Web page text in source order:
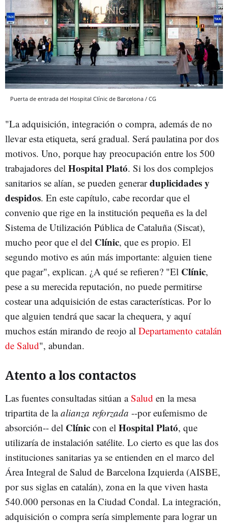
Puerta de entrada del Hospital Clínic de Barcelona / CG
"La adquisición, integración o compra, además de no
llevar esta etiqueta, será gradual. Será paulatina por dos
motivos. Uno, porque hay preocupación entre los 500
trabajadores del Hospital Plató. Si los dos complejos
sanitarios se alían, se pueden generarduplicidades y
despidos. En este capítulo, cabe recordar que el
convenio que rige en la institución pequeña es la del
Sistema de Utilización Pública de Cataluña (Siscat),
mucho peor que el del Clínic, que es propio. El
segundo motivo es aún más importante: alguien tiene
que pagar", explican. ¿A qué se refieren? "El Clínic,
pese a su merecida reputación, no puede permitirse
costear una adquisición de estas características. Por lo
que alguien tendrá que sacar la chequera, y aquí
muchos están mirando de reojo al Departamento catalán
de Salud", abundan.
Atento a los contactos
Las fuentes consultadas sitúan aSalud en la mesa
tripartita de laalianza reforzada --por eufemismo de
absorción-- del Clínic con el Hospital Plató, que
utilizaría de instalación satélite. Lo cierto es que las dos
instituciones sanitarias ya se entienden en el marco del
Área Integral de Salud de Barcelona Izquierda (AISBE,
por sus siglas en catalán), zona en la que viven hasta
540.000 personas en la Ciudad Condal. La integración,
adquisición o compra sería simplemente para lograr un